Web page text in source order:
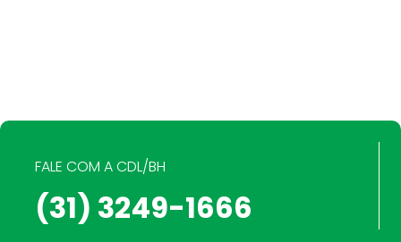
FALE COM A CDL/BH
(31) 3249-1666